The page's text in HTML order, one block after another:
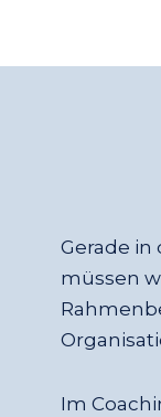
Gerade
müssen
Im